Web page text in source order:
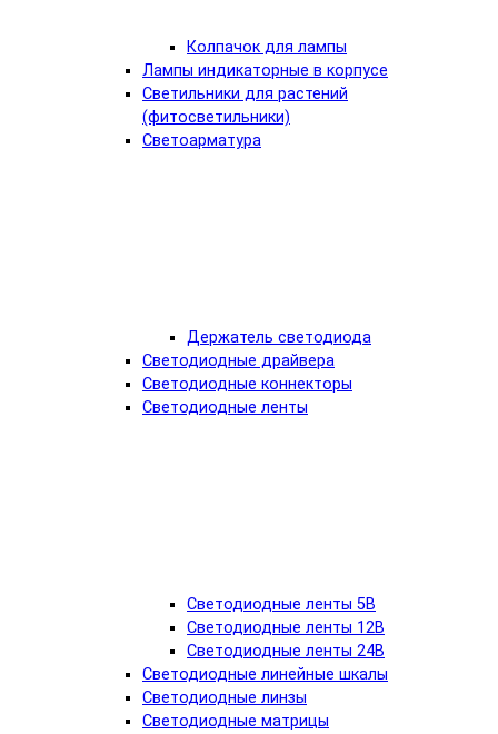
Колпачок для лампы
Лампы индикаторные в корпусе
Светильники для растений
(фитосветильники)
Светоарматура
Держатель светодиода
Светодиодные драйвера
Светодиодные коннекторы
Светодиодные ленты
Светодиодные ленты 5В
Светодиодные ленты 12В
Светодиодные ленты 24В
Светодиодные линейные шкалы
Светодиодные линзы
Светодиодные матрицы